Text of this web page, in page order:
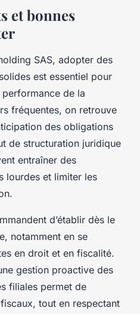
et bonnes
SAS, adopter des
est essentiel pour
de la
fréquentes, on retrouve
des obligations
de structuration juridique
entraîner des
lourdes et limiter les
d’établir dès le
notamment en se
en droit et en fiscalité.
gestion proactive des
filiales permet de
tout en respectant